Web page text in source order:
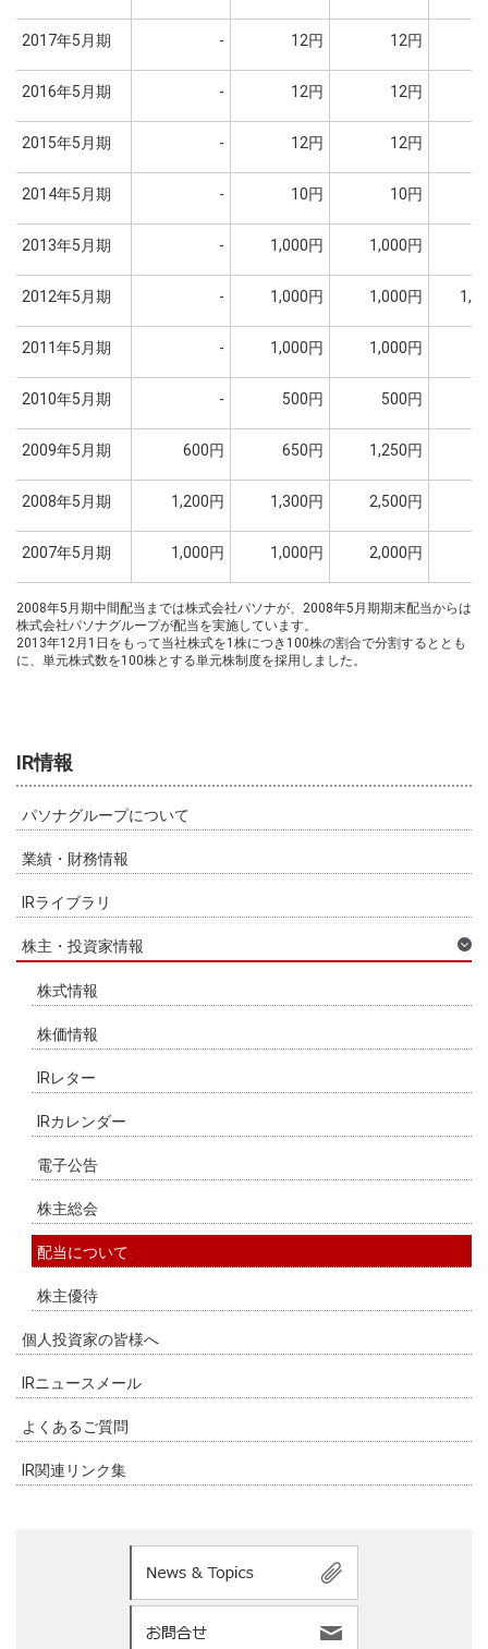
2017年5月期 - 12円 12円
2016年5月期 - 12円 12円
2015年5月期 - 12円 12円
2014年5月期 - 10円 10円
2013年5月期 - 1,000円 1,000円
2012年5月期 - 1,000円 1,000円
2011年5月期 - 1,000円 1,000円
2010年5月期 - 500円 500円
2009年5月期 600円 650円 1,250円
2008年5月期 1,200円 1,300円 2,500円
2007年5月期 1,000円 1,000円 2,000円
2008年5月期中間配当までは株式会社パソナが、2008年5月期期末配当からは
株式会社パソナグループが配当を実施しています。
2013年12月1日をもって当社株式を1株につき100株の割合で分割するととも
に、単元株式数を100株とする単元株制度を採用しました。
IR情報
パソナグループについて
業績・財務情報
IRライブラリ
株主・投資家情報
株式情報
株価情報
IRレター
IRカレンダー
電子公告
株主総会
配当について
株主優待
個人投資家の皆様へ
IRニュースメール
よくあるご質問
IR関連リンク集